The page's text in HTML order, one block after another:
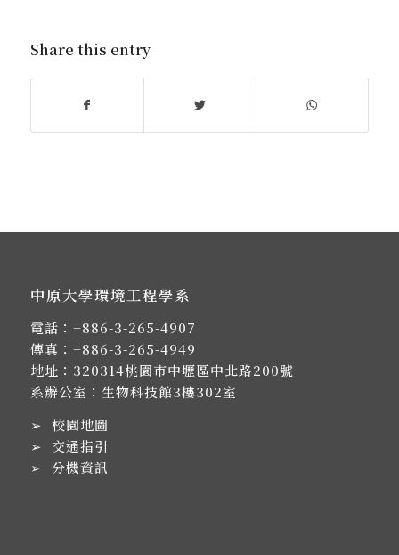
Share this entry
中原大學環境工程學系
電話： +886-3-265-4907
傳真：+886-3-265-4949
地址： 320314桃園市中壢區中北路200號
系辦公室：生物科技館3樓302室
➢ 校園地圖
➢ 交通指引
➢ 分機資訊